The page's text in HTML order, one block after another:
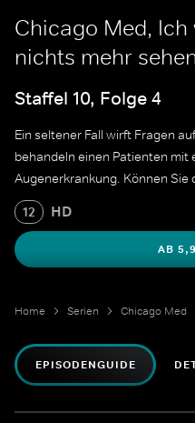
Chicago Med, Ich
nichts mehr
Staffel 10, Folge 4
Ein seltener Fall wirft Fragen
behandeln einen Patienten mit
Augenerkrankung. Können Sie
12 HD
AB
Home Serien Chicago Med
EPISODENGUIDE